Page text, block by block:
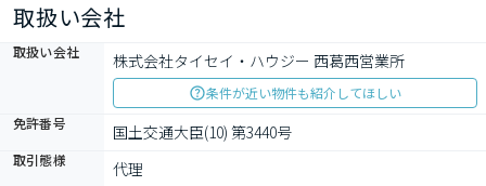
取扱い会社
取扱い会社 株式会社タイセイ・ハウジー 西葛西営業所
条件が近い物件も紹介してほしい
免許番号
国土交通大臣(10) 第3440号
取引態様 代理